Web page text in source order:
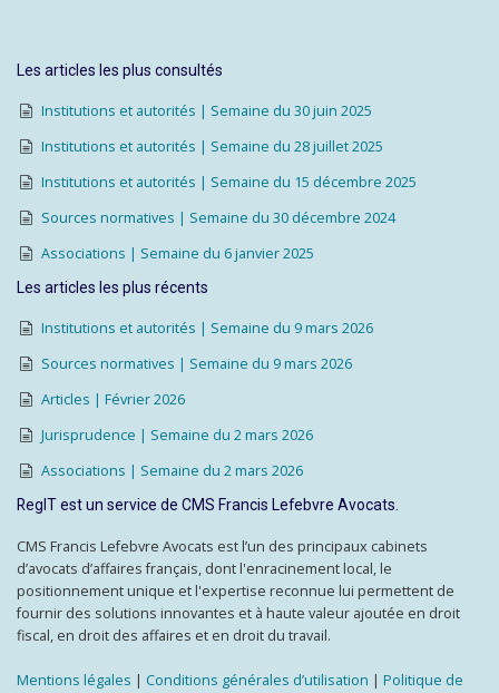
Les articles les plus consultés
Institutions et autorités | Semaine du 30 juin 2025
Institutions et autorités | Semaine du 28 juillet 2025
Institutions et autorités | Semaine du 15 décembre 2025
Sources normatives | Semaine du 30 décembre 2024
Associations | Semaine du 6 janvier 2025
Les articles les plus récents
Institutions et autorités | Semaine du 9 mars 2026
Sources normatives | Semaine du 9 mars 2026
Articles | Février 2026
Jurisprudence | Semaine du 2 mars 2026
Associations | Semaine du 2 mars 2026
RegIT est un service de CMS Francis Lefebvre Avocats.
CMS Francis Lefebvre Avocats est l’un des principaux cabinets
d’avocats d’affaires français, dont l'enracinement local, le
positionnement unique et l'expertise reconnue lui permettent de
fournir des solutions innovantes et à haute valeur ajoutée en droit
fiscal, en droit des affaires et en droit du travail.
Mentions légales | Conditions générales d’utilisation | Politique de